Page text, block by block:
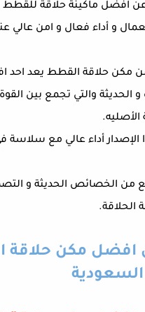
افضل ماكينة حلاقة للقطط
و أداء فعال و امن عالي
من مكن حلاقة القطط يعد احد
و الحديثة والتي تجمع بين
الأصليه.
الإصدار أداء عالي مع سلاسة
من الخصائص الحديثة و
الحلاقة.
افضل مكن حلاقة